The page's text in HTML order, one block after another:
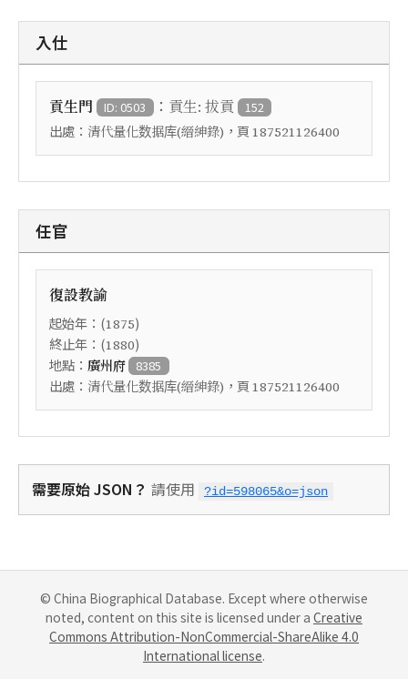
入仕
貢生門 ID: 0503 ： 貢生: 拔貢 152
出處： 清代量化数据库(縉紳錄) ，頁 187521126400
任官
復設教諭
起始年：(1875)
終止年：(1880)
地點： 廣州府 8385
出處： 清代量化数据库(縉紳錄) ，頁 187521126400
需要原始 JSON？ 請使用 ?id=598065&o=json
© China Biographical Database. Except where otherwise
noted, content on this site is licensed under a Creative
Commons Attribution-NonCommercial-ShareAlike 4.0
International license.